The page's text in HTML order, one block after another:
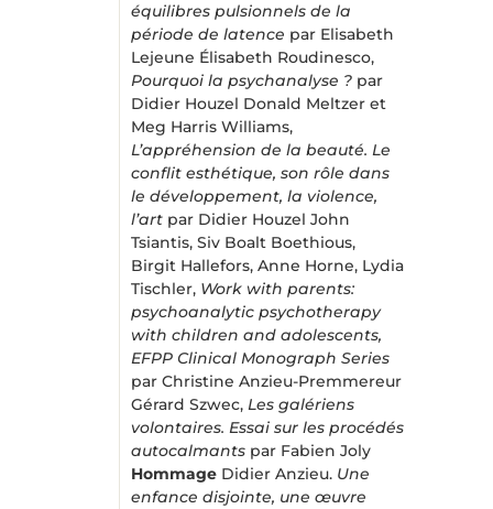
équilibres pulsionnels de la
période de latence par Elisabeth
Lejeune Élisabeth Roudinesco,
Pourquoi la psychanalyse ?par
Didier Houzel Donald Meltzer et
Meg Harris Williams,
L’appréhension de la beauté. Le
conflit esthétique, son rôle dans
le développement, la violence,
l’artpar Didier Houzel John
Tsiantis, Siv Boalt Boethious,
Birgit Hallefors, Anne Horne, Lydia
Tischler, Work with parents:
psychoanalytic psychotherapy
with children and adolescents,
EFPP Clinical Monograph Series
par Christine Anzieu-Premmereur
Gérard Szwec, Les galériens
volontaires. Essai sur les procédés
autocalmantspar Fabien Joly
HommageDidier Anzieu. Une
enfance disjointe, une œuvre